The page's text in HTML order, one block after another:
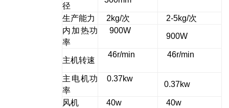
径
生产能力 2kg/次 2-5kg/次
内加热功
率
900W
900W
主机转速
46r/min 46r/min
主电机功
率
0.37kw
0.37kw
风机 40w
40w